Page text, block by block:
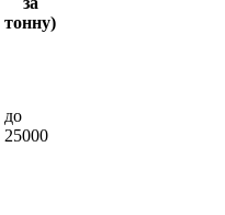
тонну)
до
25000